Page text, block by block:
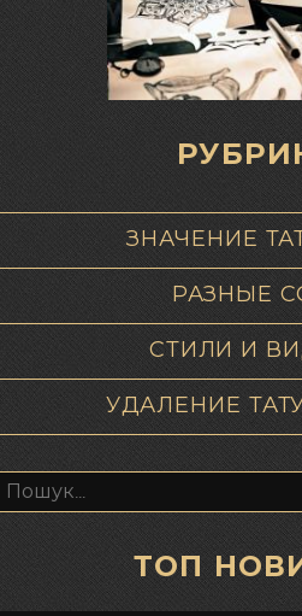
ЗНАЧЕНИЕ
РАЗНЫЕ
СТИЛИ И
УДАЛЕНИЕ
ТОП